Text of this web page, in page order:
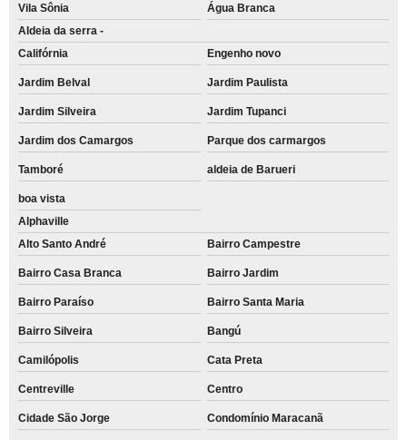
Vila Sônia
Água Branca
Aldeia da serra -
Califórnia
Engenho novo
Jardim Belval Jardim Paulista
Jardim Silveira Jardim Tupanci
Jardim dos Camargos Parque dos carmargos
Tamboré aldeia de Barueri
boa vista
Alphaville
Alto Santo André
Bairro Campestre
Bairro Casa Branca Bairro Jardim
Bairro Paraíso Bairro Santa Maria
Bairro Silveira Bangú
Camilópolis Cata Preta
Centreville Centro
Cidade São Jorge Condomínio Maracanã